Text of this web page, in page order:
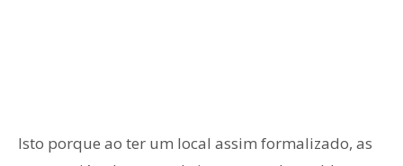
Isto porque ao ter um local assim formalizado, as